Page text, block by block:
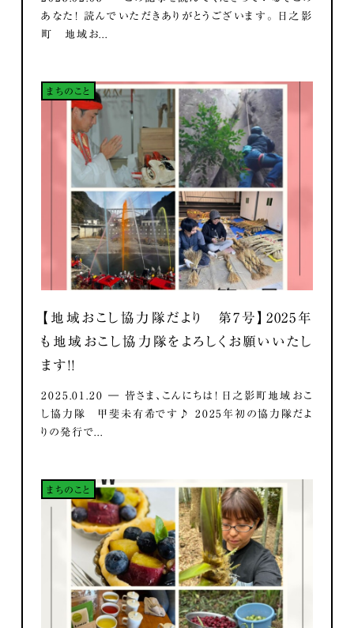
あなた！ 読んでいただきありがとうございます。 日之影
町 地域お...
まちのこと
【地域おこし協力隊だより 第7号】2025年
も地域おこし協力隊をよろしくお願いいたし
ます！！
2025.01.20 ― 皆さま、こんにちは！ 日之影町地域おこ
し協力隊 甲斐未有希です♪ 2025年初の協力隊だよ
りの発行で...
まちのこと